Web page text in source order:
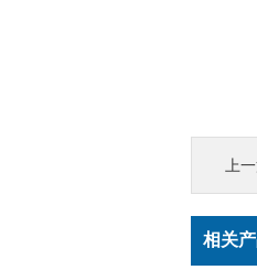
上
相关产